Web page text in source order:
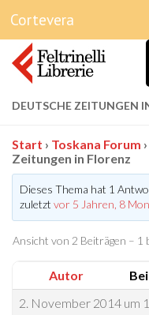
Unter dem Inhalt
Cortevera
DEUTSCHE ZEITUNGEN
Start › Toskana Forum ›
Zeitungen in Florenz
Dieses Thema hat 1
zuletztvor 5 Jahren, 8
Ansicht von 2 Beiträgen – 1
Autor
2. November 2014 um